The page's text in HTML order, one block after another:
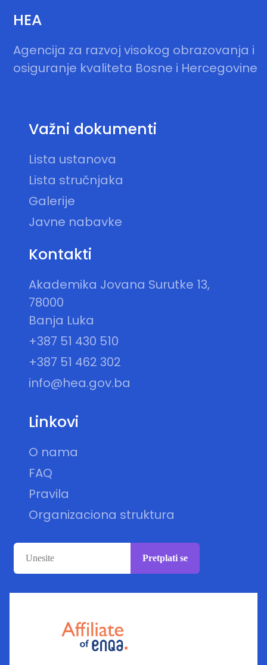
HEA
Agencija za razvoj visokog obrazovanja i
osiguranje kvaliteta Bosne i Hercegovine
Važni dokumenti
Lista ustanova
Lista stručnjaka
Galerije
Javne nabavke
Kontakti
Akademika Jovana Surutke 13,
78000
Banja Luka
+387 51 430 510
+387 51 462 302
info@hea.gov.ba
Linkovi
O nama
FAQ
Pravila
Organizaciona struktura
Pretplati se